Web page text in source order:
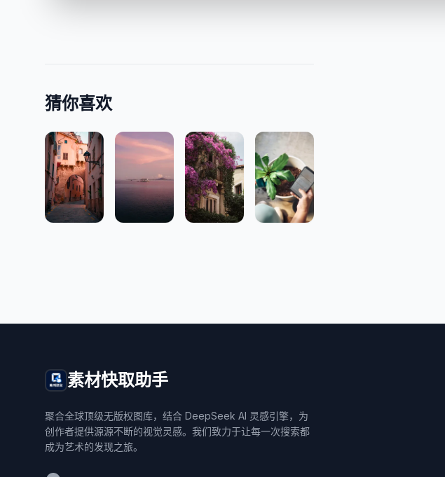
猜你喜欢
素材快取助手
聚合全球顶级无版权图库，结合 DeepSeek AI 灵感引擎，为
创作者提供源源不断的视觉灵感。我们致力于让每一次搜索都
成为艺术的发现之旅。